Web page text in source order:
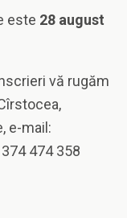
este 28 august
vă rugăm
e-mail:
474 358